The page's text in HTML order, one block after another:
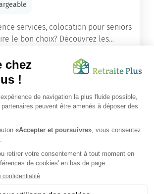
services, colocation pour seniors
choix? Découvrez les
Lire l'article
besoin d’une aide de nos équipes ?
les tarifs & disponibilités